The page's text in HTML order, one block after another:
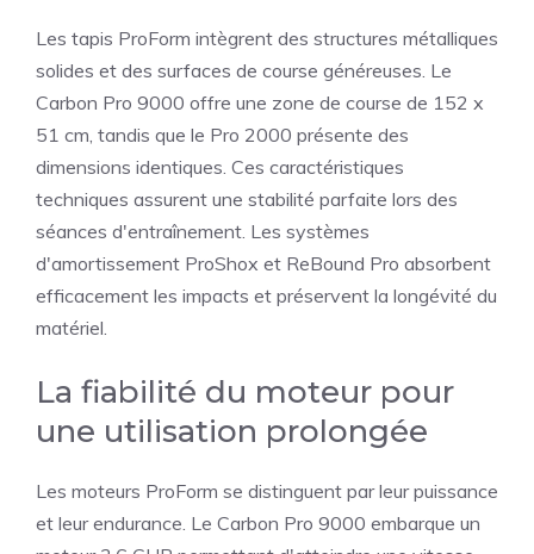
Les tapis ProForm intègrent des structures métalliques
solides et des surfaces de course généreuses. Le
Carbon Pro 9000 offre une zone de course de 152 x
51 cm, tandis que le Pro 2000 présente des
dimensions identiques. Ces caractéristiques
techniques assurent une stabilité parfaite lors des
séances d'entraînement. Les systèmes
d'amortissement ProShox et ReBound Pro absorbent
efficacement les impacts et préservent la longévité du
matériel.
La fiabilité du moteur pour
une utilisation prolongée
Les moteurs ProForm se distinguent par leur puissance
et leur endurance. Le Carbon Pro 9000 embarque un